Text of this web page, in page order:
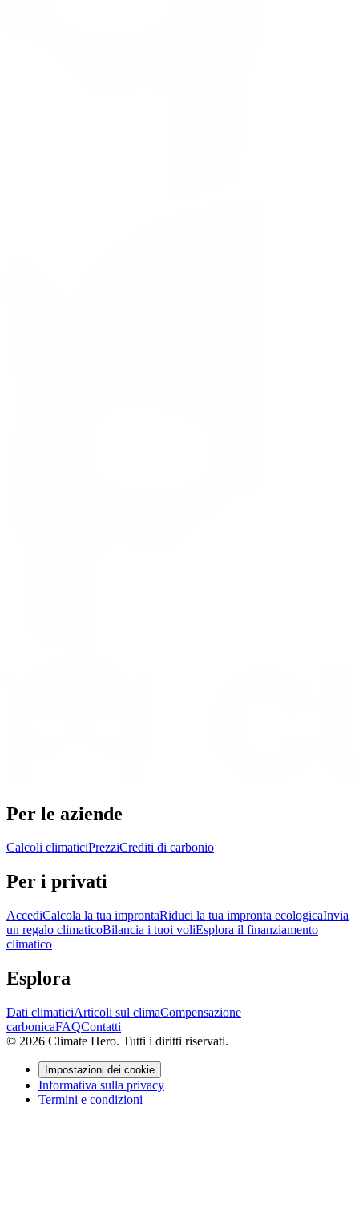
Per le aziende
Calcoli climaticiPrezziCrediti di carbonio
Per i privati
AccediCalcola la tua improntaRiduci la tua impronta ecologicaInvia
un regalo climaticoBilancia i tuoi voliEsplora il finanziamento
climatico
Esplora
Dati climaticiArticoli sul climaCompensazione
carbonicaFAQContatti
© 2026 Climate Hero. Tutti i diritti riservati.
Impostazioni dei cookie
Informativa sulla privacy
Termini e condizioni